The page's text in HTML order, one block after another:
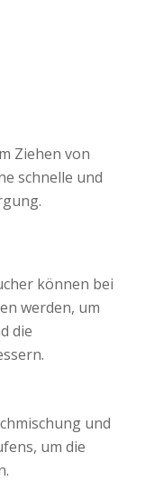
Ziehen von
schnelle und
können bei
werden, um
die
und
um die